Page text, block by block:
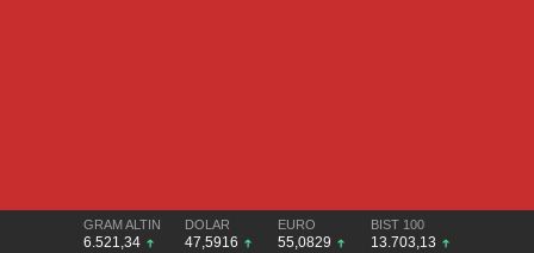
GRAM ALTIN
6.521,34
DOLAR
47,5916
EURO
55,0829
BIST 100
13.703,13